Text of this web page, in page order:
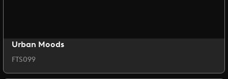
Urban Moods
FTS099